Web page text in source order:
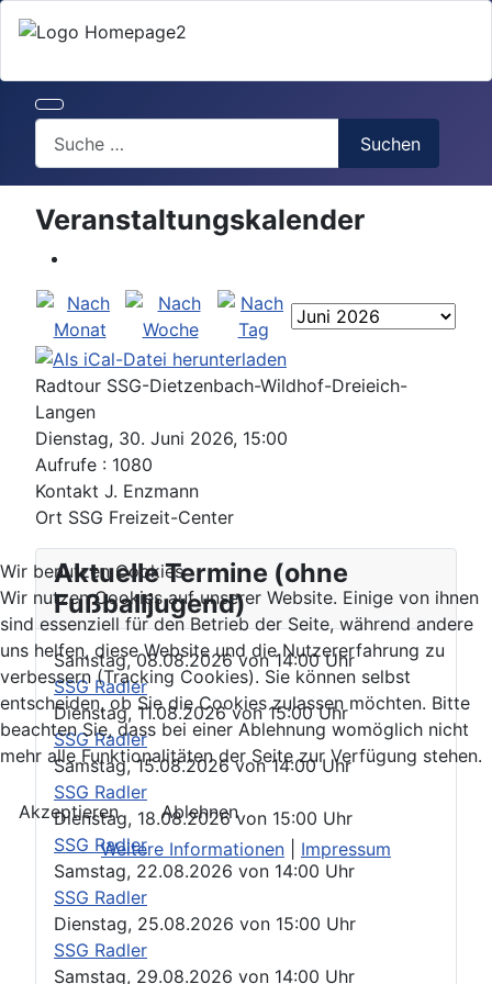
Suchen
Veranstaltungskalender
Radtour SSG-Dietzenbach-Wildhof-Dreieich-
Langen
Dienstag, 30. Juni 2026, 15:00
Aufrufe : 1080
Kontakt J. Enzmann
Ort SSG Freizeit-Center
Aktuelle Termine (ohne
Fußballjugend)
Samstag, 08.08.2026von14:00 Uhr
SSG Radler
Dienstag, 11.08.2026von15:00 Uhr
SSG Radler
Samstag, 15.08.2026von14:00 Uhr
SSG Radler
Dienstag, 18.08.2026von 15:00 Uhr
SSG Radler
Samstag, 22.08.2026 von 14:00 Uhr
SSG Radler
Dienstag, 25.08.2026 von 15:00 Uhr
SSG Radler
Samstag, 29.08.2026 von 14:00 Uhr
Wir benutzen Cookies
Wir nutzen Cookies auf unserer Website. Einige von ihnen
sind essenziell für den Betrieb der Seite, während andere
uns helfen, diese Website und die Nutzererfahrung zu
verbessern (Tracking Cookies). Sie können selbst
entscheiden, ob Sie die Cookies zulassen möchten. Bitte
beachten Sie, dass bei einer Ablehnung womöglich nicht
mehr alle Funktionalitäten der Seite zur Verfügung stehen.
Akzeptieren
Ablehnen
Weitere Informationen
Impressum